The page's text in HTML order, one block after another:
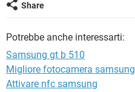
HARDWARE
Share
Potrebbe anche interessarti:
Samsung gt b 510
Migliore fotocamera samsung
Attivare nfc samsung